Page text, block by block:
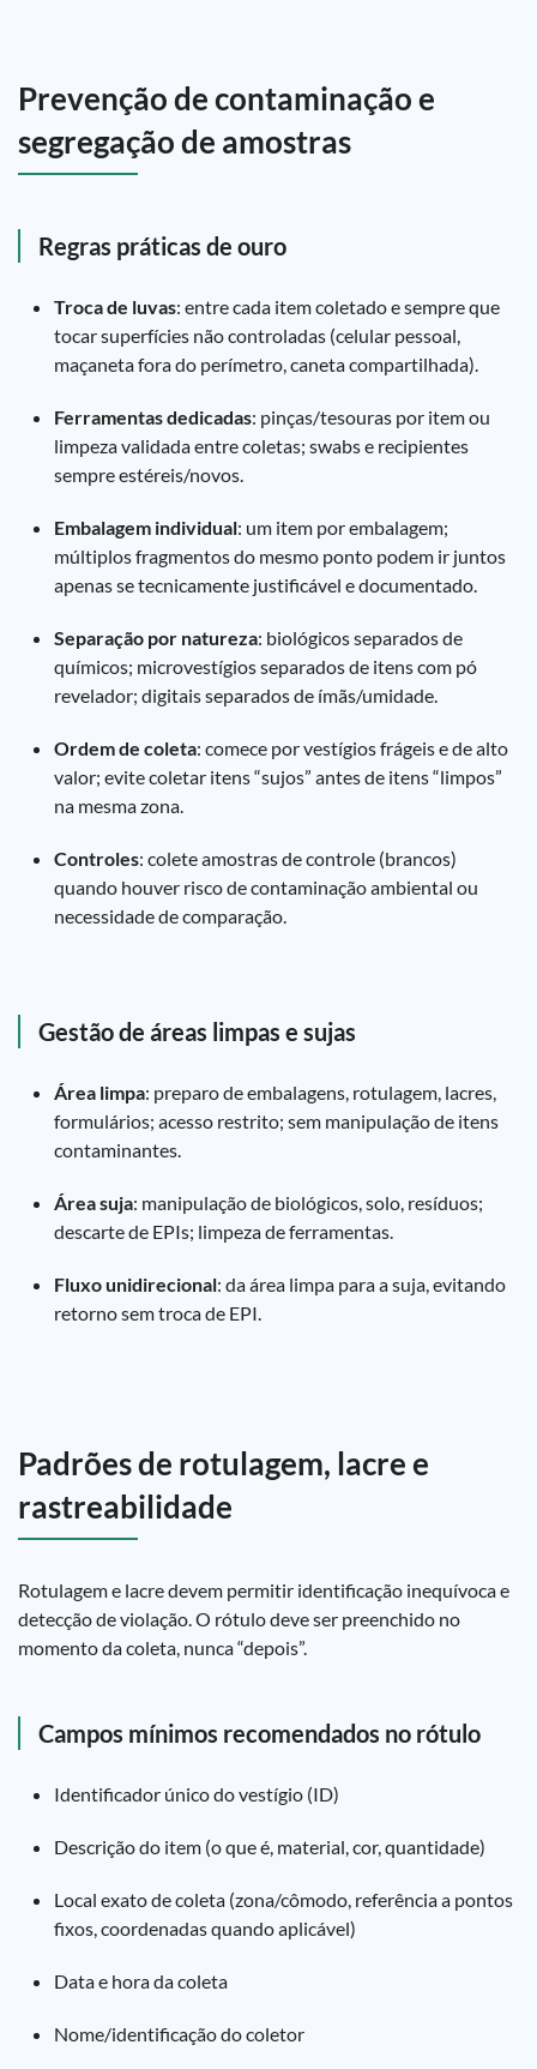
Prevenção de contaminação e
segregação de amostras
Regras práticas de ouro
Troca de luvas: entre cada item coletado e sempre que
tocar superfícies não controladas (celular pessoal,
maçaneta fora do perímetro, caneta compartilhada).
Ferramentas dedicadas: pinças/tesouras por item ou
limpeza validada entre coletas; swabs e recipientes
sempre estéreis/novos.
Embalagem individual: um item por embalagem;
múltiplos fragmentos do mesmo ponto podem ir juntos
apenas se tecnicamente justificável e documentado.
Separação por natureza: biológicos separados de
químicos; microvestígios separados de itens com pó
revelador; digitais separados de ímãs/umidade.
Ordem de coleta: comece por vestígios frágeis e de alto
valor; evite coletar itens “sujos” antes de itens “limpos”
na mesma zona.
Controles: colete amostras de controle (brancos)
quando houver risco de contaminação ambiental ou
necessidade de comparação.
Gestão de áreas limpas e sujas
Área limpa: preparo de embalagens, rotulagem, lacres,
formulários; acesso restrito; sem manipulação de itens
contaminantes.
Área suja: manipulação de biológicos, solo, resíduos;
descarte de EPIs; limpeza de ferramentas.
Fluxo unidirecional: da área limpa para a suja, evitando
retorno sem troca de EPI.
Padrões de rotulagem, lacre e
rastreabilidade
Rotulagem e lacre devem permitir identificação inequívoca e
detecção de violação. O rótulo deve ser preenchido no
momento da coleta, nunca “depois”.
Campos mínimos recomendados no rótulo
Identificador único do vestígio (ID)
Descrição do item (o que é, material, cor, quantidade)
Local exato de coleta (zona/cômodo, referência a pontos
fixos, coordenadas quando aplicável)
Data e hora da coleta
Nome/identificação do coletor